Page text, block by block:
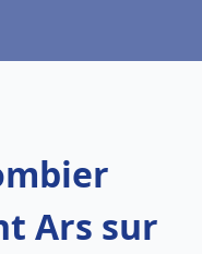
Ars sur